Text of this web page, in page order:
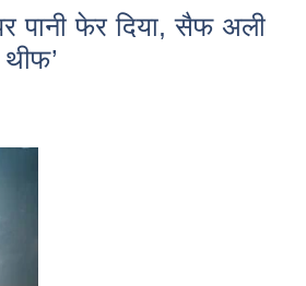
फेर दिया, सैफ अली